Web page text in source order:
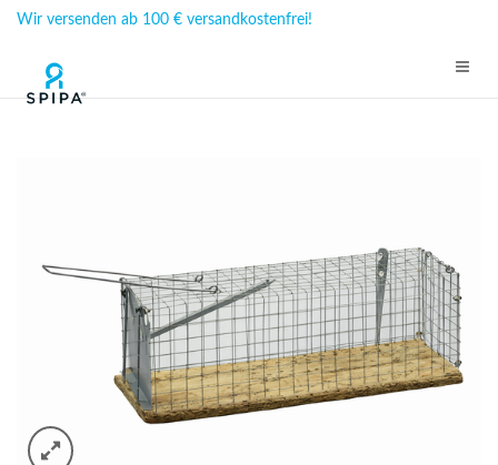
Wir versenden ab 100 € versandkostenfrei!